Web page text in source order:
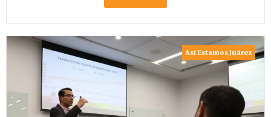
Así Estamos Juárez